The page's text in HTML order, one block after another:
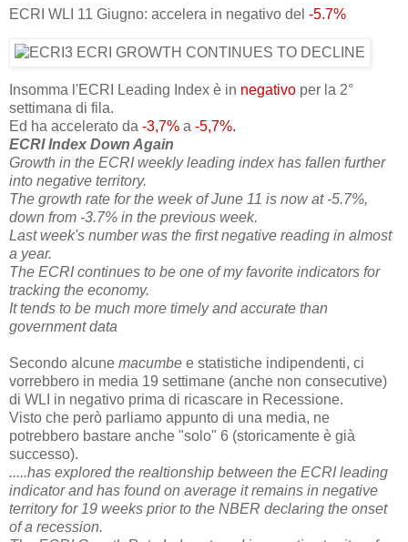
ECRI WLI 11 Giugno: accelera in negativo del -5.7%
Insomma l'ECRI Leading Index è in negativo per la 2°
settimana di fila.
Ed ha accelerato da -3,7% a -5,7%.
ECRI Index Down Again
Growth in the ECRI weekly leading index has fallen further
into negative territory.
The growth rate for the week of June 11 is now at -5.7%,
down from -3.7% in the previous week.
Last week's number was the first negative reading in almost
a year.
The ECRI continues to be one of my favorite indicators for
tracking the economy.
It tends to be much more timely and accurate than
government data
Secondo alcune macumbe e statistiche indipendenti, ci
vorrebbero in media 19 settimane (anche non consecutive)
di WLI in negativo prima di ricascare in Recessione.
Visto che però parliamo appunto di una media, ne
potrebbero bastare anche "solo" 6 (storicamente è già
successo).
.....has explored the realtionship between the ECRI leading
indicator and has found on average it remains in negative
territory for 19 weeks prior to the NBER declaring the onset
of a recession.